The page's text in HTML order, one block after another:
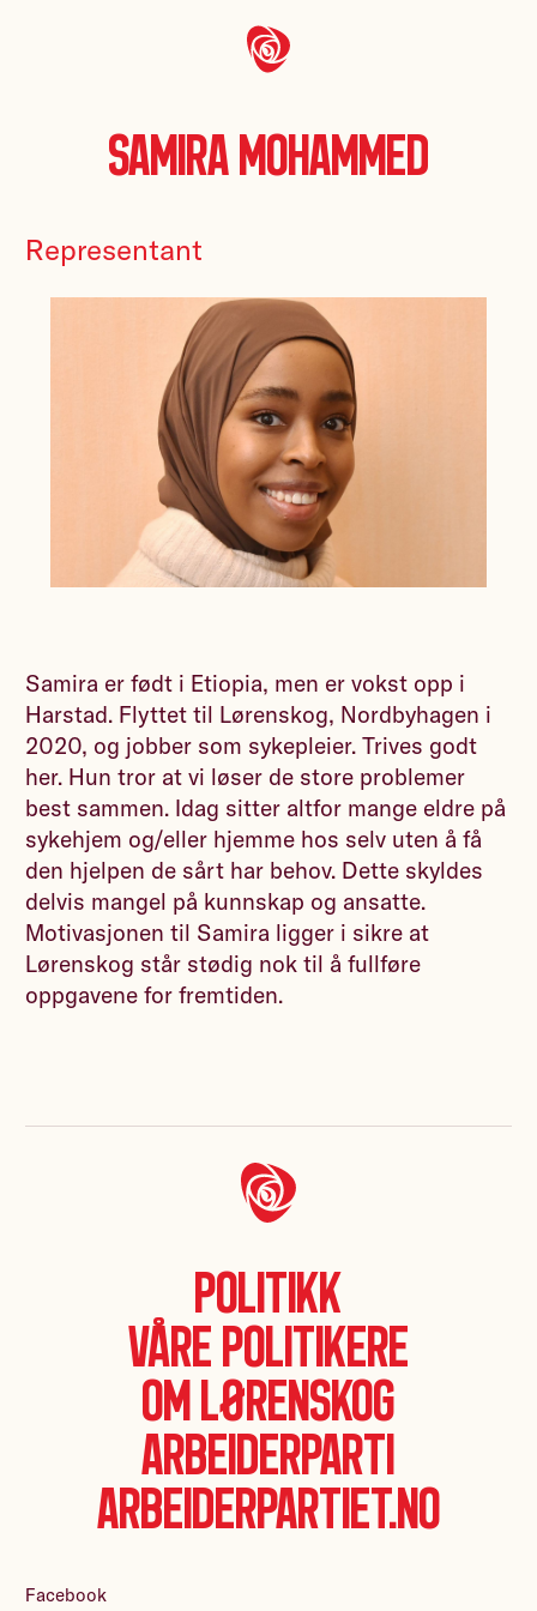
Samira Mohammed
Representant
Samira er født i Etiopia, men er vokst opp i
Harstad. Flyttet til Lørenskog, Nordbyhagen i
2020, og jobber som sykepleier. Trives godt
her. Hun tror at vi løser de store problemer
best sammen. Idag sitter altfor mange eldre på
sykehjem og/eller hjemme hos selv uten å få
den hjelpen de sårt har behov. Dette skyldes
delvis mangel på kunnskap og ansatte.
Motivasjonen til Samira ligger i sikre at
Lørenskog står stødig nok til å fullføre
oppgavene for fremtiden.
Politikk
Våre politikere
Om Lørenskog
Arbeiderparti
Arbeiderpartiet.no
Facebook